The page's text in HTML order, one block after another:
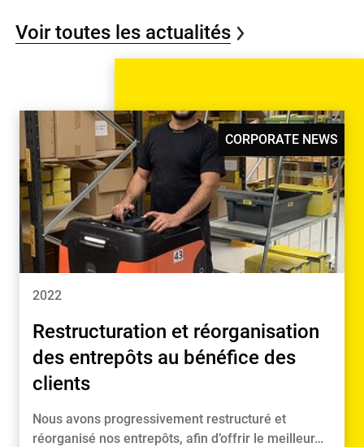
Voir toutes les actualités
CORPORATE NEWS
2022
Restructuration et réorganisation
des entrepôts au bénéfice des
clients
Nous avons progressivement restructuré et
réorganisé nos entrepôts, afin d’offrir le meilleur…